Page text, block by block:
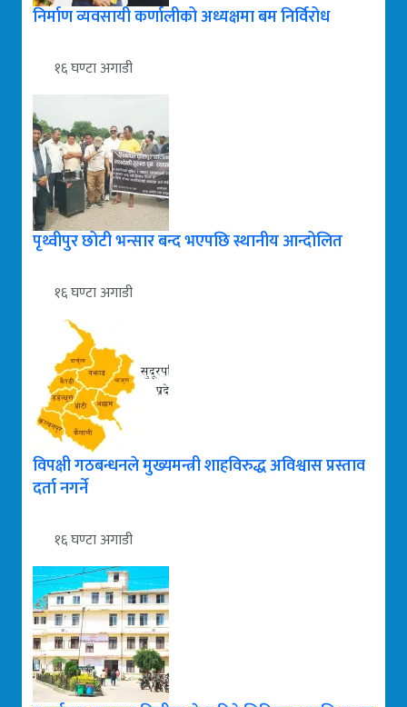
निर्माण व्यवसायी कर्णालीको अध्यक्षमा बम निर्विरोध
१६ घण्टा अगाडी
पृथ्वीपुर छोटी भन्सार बन्द भएपछि स्थानीय आन्दोलित
१६ घण्टा अगाडी
विपक्षी गठबन्धनले मुख्यमन्त्री शाहविरुद्ध अविश्वास प्रस्ताव
दर्ता नगर्ने
१६ घण्टा अगाडी